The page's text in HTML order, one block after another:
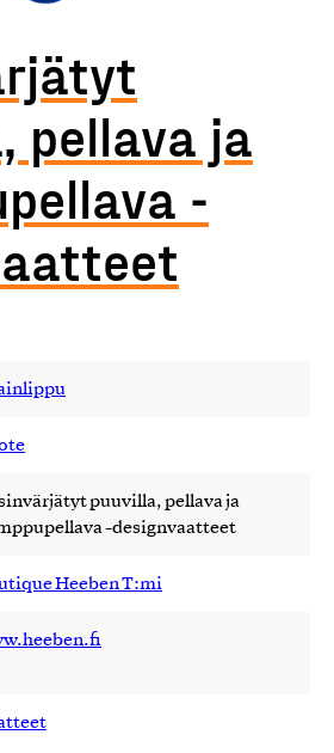
pellava ja
-
puuvilla, pellava ja
-designvaatteet
Heeben T:mi